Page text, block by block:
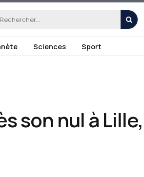
Sciences Sport
son nul à Lille,